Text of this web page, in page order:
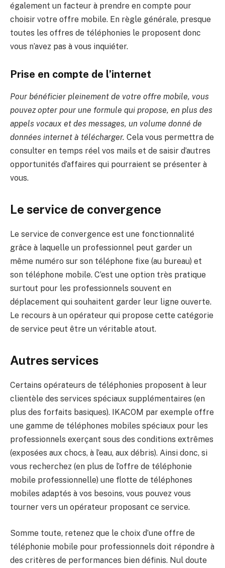
également un facteur à prendre en compte pour
choisir votre offre mobile. En règle générale, presque
toutes les offres de téléphonies le proposent donc
vous n’avez pas à vous inquiéter.
Prise en compte de l’internet
Pour bénéficier pleinement de votre offre mobile, vous
pouvez opter pour une formule qui propose, en plus des
appels vocaux et des messages, un volume donné de
données internet à télécharger. Cela vous permettra de
consulter en temps réel vos mails et de saisir d’autres
opportunités d’affaires qui pourraient se présenter à
vous.
Le service de convergence
Le service de convergence est une fonctionnalité
grâce à laquelle un professionnel peut garder un
même numéro sur son téléphone fixe (au bureau) et
son téléphone mobile. C’est une option très pratique
surtout pour les professionnels souvent en
déplacement qui souhaitent garder leur ligne ouverte.
Le recours à un opérateur qui propose cette catégorie
de service peut être un véritable atout.
Autres services
Certains opérateurs de téléphonies proposent à leur
clientèle des services spéciaux supplémentaires (en
plus des forfaits basiques). IKACOM par exemple offre
une gamme de téléphones mobiles spéciaux pour les
professionnels exerçant sous des conditions extrêmes
(exposées aux chocs, à l’eau, aux débris). Ainsi donc, si
vous recherchez (en plus de l’offre de téléphonie
mobile professionnelle) une flotte de téléphones
mobiles adaptés à vos besoins, vous pouvez vous
tourner vers un opérateur proposant ce service.
Somme toute, retenez que le choix d’une offre de
téléphonie mobile pour professionnels doit répondre à
des critères de performances bien définis. Nul doute